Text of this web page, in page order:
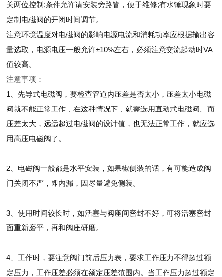
关两位控制;条件允许请安装旁路管，便于维修;有水锤现象时要
定制电磁阀的开闭时间调节。
注意环境温度对电磁阀的影响电源电流和消耗功率应根据输出容
量选取，电源电压一般允许±10%左右，必须注意交流起动时VA
值较高。
注意事项：
1、先导式电磁阀，要检查管道内压差是否太小，压差太小电磁
阀就不能正常工作，在这种情况下，就需选用直动式电磁阀。而
压差太大，远远超过电磁阀的设计值，也无法正常工作，就应选
用高压电磁阀了。
2、电磁阀一般都是水平安装，如果椒侧装的话，有可能造成阀
门关闭不严，即内漏，因尽量避免侧装。
3、使用时间较长时，如活塞与阀座间密封不好，可将活塞密封
面重新磨平，再和阀座研磨。
4、工作时，要注意阀门前后压力表，要求工作压力不得超过额
定压力，工作压差必须在额定压差范围内。当工作压力超过额定